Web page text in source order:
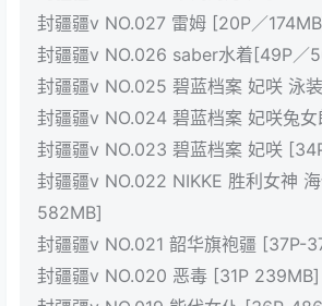
封疆疆v NO.027 雷姆 [20P／
封疆疆v NO.026 saber水着[49P／
封疆疆v NO.025 碧蓝档案 妃咲 泳
封疆疆v NO.024 碧蓝档案 妃咲兔
封疆疆v NO.023 碧蓝档案 妃咲
封疆疆v NO.022 NIKKE 胜利女神
582MB]
封疆疆v NO.021 韶华旗袍疆 [37P-
封疆疆v NO.020 恶毒 [31P 239MB]